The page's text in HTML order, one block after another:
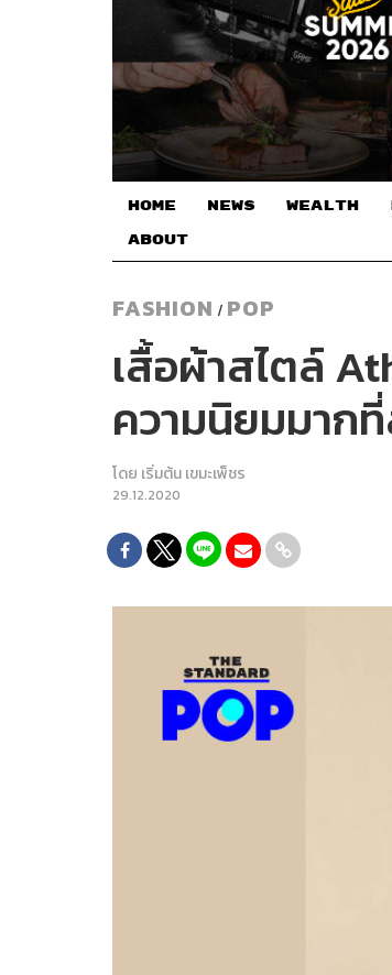
HOME NEWS WEALTH
ABOUT
FASHION / POP
เสื้อผ้าสไตล์
ความนิยมมาก
โดย เริ่มต้น เขมะเพ็ชร
29.12.2020